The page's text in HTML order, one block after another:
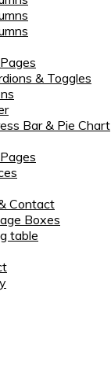
& Toggles
Bar & Pie Chart
Contact
Boxes
table